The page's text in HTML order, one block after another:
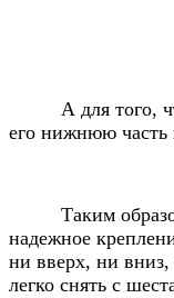
А для того,
его нижнюю часть
Таким
надежное
ни вверх, ни
легко снять с